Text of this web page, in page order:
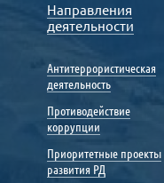
Направления
деятельности
Антитеррористическая
деятельность
Противодействие
коррупции
Приоритетные проекты
развития РД